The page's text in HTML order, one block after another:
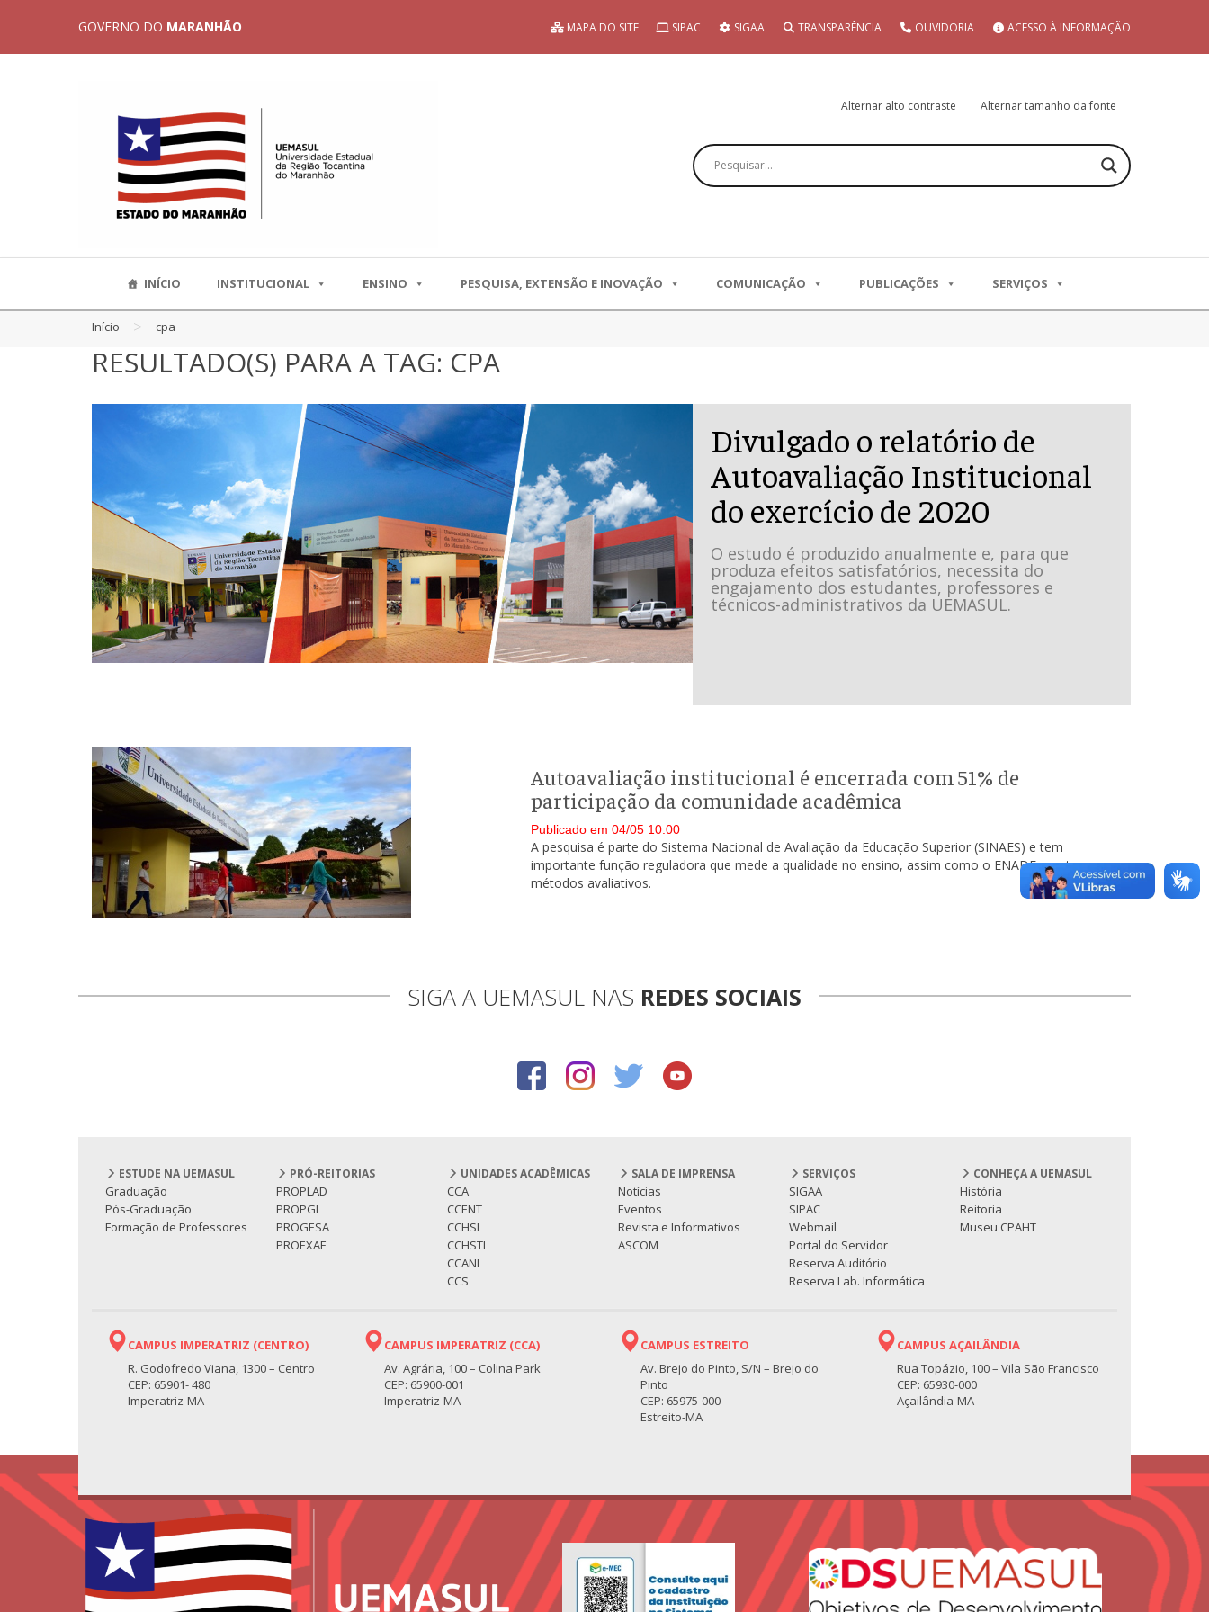
GOVERNO DO MARANHÃO MAPA DO SITE SIPAC SIGAA TRANSPARÊNCIA OUVIDORIA ACESSO À INFORMAÇÃO
Alternar alto contraste Alternar tamanho da fonte
Pesquisar
INÍCIO INSTITUCIONAL ENSINO PESQUISA, EXTENSÃO E INOVAÇÃO COMUNICAÇÃO PUBLICAÇÕES SERVIÇOS
Início > cpa
RESULTADO(S) PARA A TAG: CPA
Divulgado o relatório de
Autoavaliação Institucional
do exercício de 2020
O estudo é produzido anualmente e, para que
produza efeitos satisfatórios, necessita do
engajamento dos estudantes, professores e
técnicos-administrativos da UEMASUL.
Autoavaliação institucional é encerrada com 51% de
participação da comunidade acadêmica
Publicado em 04/05 10:00
A pesquisa é parte do Sistema Nacional de Avaliação da Educação Superior (SINAES) e tem
importante função reguladora que mede a qualidade no ensino, assim como o ENADE e outros
métodos avaliativos.
SIGA A UEMASUL NAS REDES SOCIAIS
ESTUDE NA UEMASUL
Graduação
Pós-Graduação
Formação de Professores
PRÓ-REITORIAS
PROPLAD
PROPGI
PROGESA
PROEXAE
UNIDADES ACADÊMICAS
CCA
CCENT
CCHSL
CCHSTL
CCANL
CCS
SALA DE IMPRENSA
Notícias
Eventos
Revista e Informativos
ASCOM
SERVIÇOS
SIGAA
SIPAC
Webmail
Portal do Servidor
Reserva Auditório
Reserva Lab. Informática
CONHEÇA A UEMASUL
História
Reitoria
Museu CPAHT
CAMPUS IMPERATRIZ (CENTRO)
R. Godofredo Viana, 1300 – Centro
CEP: 65901- 480
Imperatriz-MA
CAMPUS IMPERATRIZ (CCA)
Av. Agrária, 100 – Colina Park
CEP: 65900-001
Imperatriz-MA
CAMPUS ESTREITO
Av. Brejo do Pinto, S/N – Brejo do
Pinto
CEP: 65975-000
Estreito-MA
CAMPUS AÇAILÂNDIA
Rua Topázio, 100 – Vila São Francisco
CEP: 65930-000
Açailândia-MA